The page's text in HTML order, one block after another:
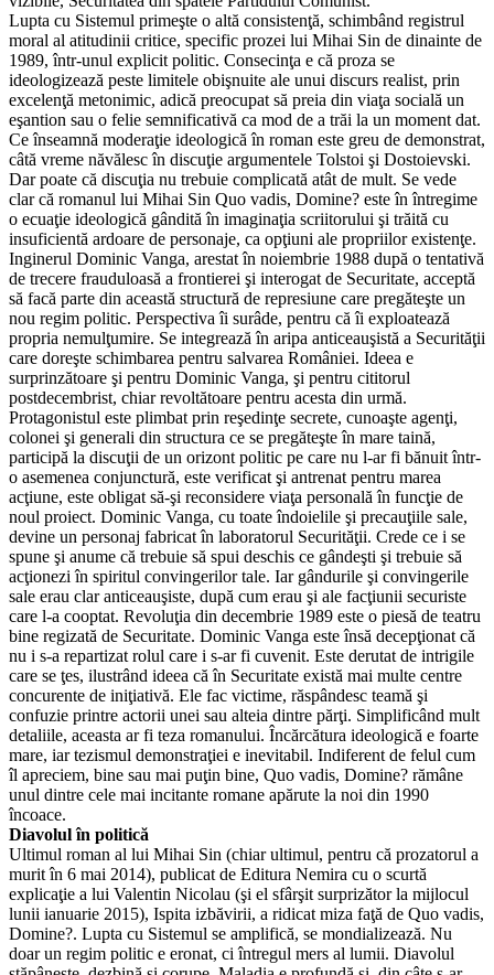
Lupta cu Sistemul primeşte o altă consistenţă, schimbând registrul
moral al atitudinii critice, specific prozei lui Mihai Sin de dinainte de
1989, într-unul explicit politic. Consecinţa e că proza se
ideologizează peste limitele obişnuite ale unui discurs realist, prin
excelenţă metonimic, adică preocupat să preia din viaţa socială un
eşantion sau o felie semnificativă ca mod de a trăi la un moment dat.
Ce înseamnă moderaţie ideologică în roman este greu de demonstrat,
câtă vreme năvălesc în discuţie argumentele Tolstoi şi Dostoievski.
Dar poate că discuţia nu trebuie complicată atât de mult. Se vede
clar că romanul lui Mihai Sin Quo vadis, Domine? este în întregime
o ecuaţie ideologică gândită în imaginaţia scriitorului şi trăită cu
insuficientă ardoare de personaje, ca opţiuni ale propriilor existenţe.
Inginerul Dominic Vanga, arestat în noiembrie 1988 după o tentativă
de trecere frauduloasă a frontierei şi interogat de Securitate, acceptă
să facă parte din această structură de represiune care pregăteşte un
nou regim politic. Perspectiva îi surâde, pentru că îi exploatează
propria nemulţumire. Se integrează în aripa anticeauşistă a Securităţii
care doreşte schimbarea pentru salvarea României. Ideea e
surprinzătoare şi pentru Dominic Vanga, şi pentru cititorul
postdecembrist, chiar revoltătoare pentru acesta din urmă.
Protagonistul este plimbat prin reşedinţe secrete, cunoaşte agenţi,
colonei şi generali din structura ce se pregăteşte în mare taină,
participă la discuţii de un orizont politic pe care nu l-ar fi bănuit într-
o asemenea conjunctură, este verificat şi antrenat pentru marea
acţiune, este obligat să-şi reconsidere viaţa personală în funcţie de
noul proiect. Dominic Vanga, cu toate îndoielile şi precauţiile sale,
devine un personaj fabricat în laboratorul Securităţii. Crede ce i se
spune şi anume că trebuie să spui deschis ce gândeşti şi trebuie să
acţionezi în spiritul convingerilor tale. Iar gândurile şi convingerile
sale erau clar anticeauşiste, după cum erau şi ale facţiunii securiste
care l-a cooptat. Revoluţia din decembrie 1989 este o piesă de teatru
bine regizată de Securitate. Dominic Vanga este însă decepţionat că
nu i s-a repartizat rolul care i s-ar fi cuvenit. Este derutat de intrigile
care se ţes, ilustrând ideea că în Securitate există mai multe centre
concurente de iniţiativă. Ele fac victime, răspândesc teamă şi
confuzie printre actorii unei sau alteia dintre părţi. Simplificând mult
detaliile, aceasta ar fi teza romanului. Încărcătura ideologică e foarte
mare, iar tezismul demonstraţiei e inevitabil. Indiferent de felul cum
îl apreciem, bine sau mai puţin bine, Quo vadis, Domine? rămâne
unul dintre cele mai incitante romane apărute la noi din 1990
încoace.
Diavolul în politică
Ultimul roman al lui Mihai Sin (chiar ultimul, pentru că prozatorul a
murit în 6 mai 2014), publicat de Editura Nemira cu o scurtă
explicaţie a lui Valentin Nicolau (şi el sfârşit surprizător la mijlocul
lunii ianuarie 2015), Ispita izbăvirii, a ridicat miza faţă de Quo vadis,
Domine?. Lupta cu Sistemul se amplifică, se mondializează. Nu
doar un regim politic e eronat, ci întregul mers al lumii. Diavolul